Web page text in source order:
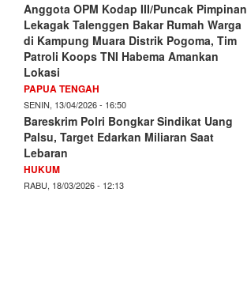
Anggota OPM Kodap III/Puncak Pimpinan
Lekagak Talenggen Bakar Rumah Warga
di Kampung Muara Distrik Pogoma, Tim
Patroli Koops TNI Habema Amankan
Lokasi
PAPUA TENGAH
SENIN, 13/04/2026 - 16:50
Bareskrim Polri Bongkar Sindikat Uang
Palsu, Target Edarkan Miliaran Saat
Lebaran
HUKUM
RABU, 18/03/2026 - 12:13